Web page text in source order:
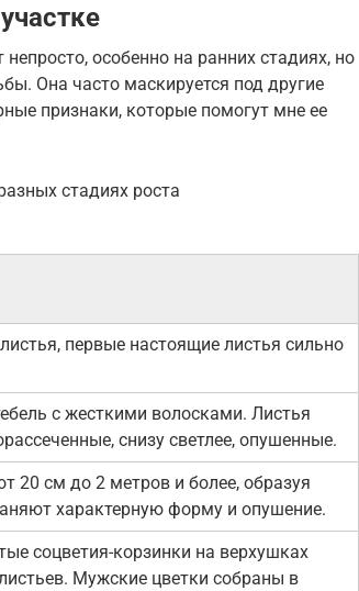
особенно на ранних стадиях, но
Она часто маскируется под другие
признаки, которые помогут мне ее
стадиях роста
первые настоящие листья сильно
с жесткими волосками. Листья
снизу светлее, опушенные.
20 см до 2 метров и более, образуя
характерную форму и опушение.
соцветия-корзинки на верхушках
Мужские цветки собраны в